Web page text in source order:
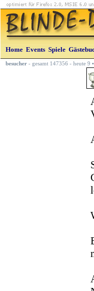
Home Events Spiele
besucher- gesamt 147356 - heute 9 •